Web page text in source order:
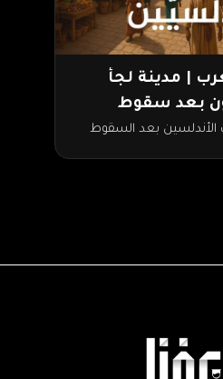
| مدينة لجأ
بعد سقوط
الأندلسين بعد السقوط